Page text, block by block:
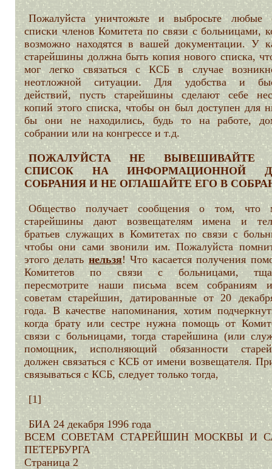
Пожалуйста уничтожьте и выбросьте любые
списки членов Комитета по связи с больницами,
возможно находятся в вашей документации. У
старейшины должна быть копия нового списка,
мог легко связаться с КСБ в случае
неотложной ситуации. Для удобства и
действий, пусть старейшины сделают себе
копий этого списка, чтобы он был доступен для
бы они не находились, будь то на работе,
собрании или на конгрессе и т.д.
ПОЖАЛУЙСТА НЕ ВЫВЕШИВАЙТЕ
СПИСОК НА ИНФОРМАЦИОННОЙ
СОБРАНИЯ И НЕ ОГЛАШАЙТЕ ЕГО В
Общество получает сообщения о том, что
старейшины дают возвещателям имена и
братьев служащих в Комитетах по связи с
чтобы они сами звонили им. Пожалуйста
этого делатьнельзя! Что касается получения
Комитетов по связи с больницами,
пересмотрите наши письма всем собраниям
советам старейшин, датированные от 20
года. В качестве напоминания, хотим
когда брату или сестре нужна помощь от
связи с больницами, тогда старейшина (или
помощник, исполняющий обязанности
должен связаться с КСБ от имени возвещателя.
связываться с КСБ, следует только тогда,
[1]
БИА 24 декабря 1996 года
ВСЕМ СОВЕТАМ СТАРЕЙШИН МОСКВЫ И
ПЕТЕРБУРГА
Страница 2